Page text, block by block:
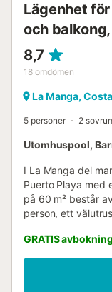
Lägenhet
och
8,7
18 omdömen
La Manga,
5 personer 2
Utomhuspool,
I La Manga del
Puerto Playa med
på 60 m² består
person, ett
inkluderar
TV samt
Värmeapparater
fastighet har en
GRATIS avbokning